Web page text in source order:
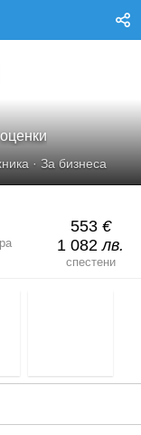
· За бизнеса
553 €
1 082лв.
спестени